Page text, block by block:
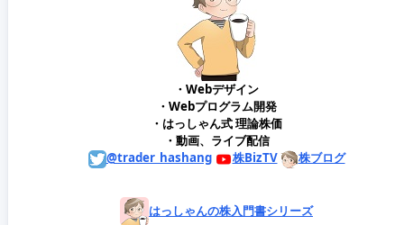
・Webデザイン
・Webプログラム開発
・はっしゃん式 理論株価
・動画、ライブ配信
@trader_hashang
株BizTV 株ブログ
はっしゃんの株入門書シリーズ